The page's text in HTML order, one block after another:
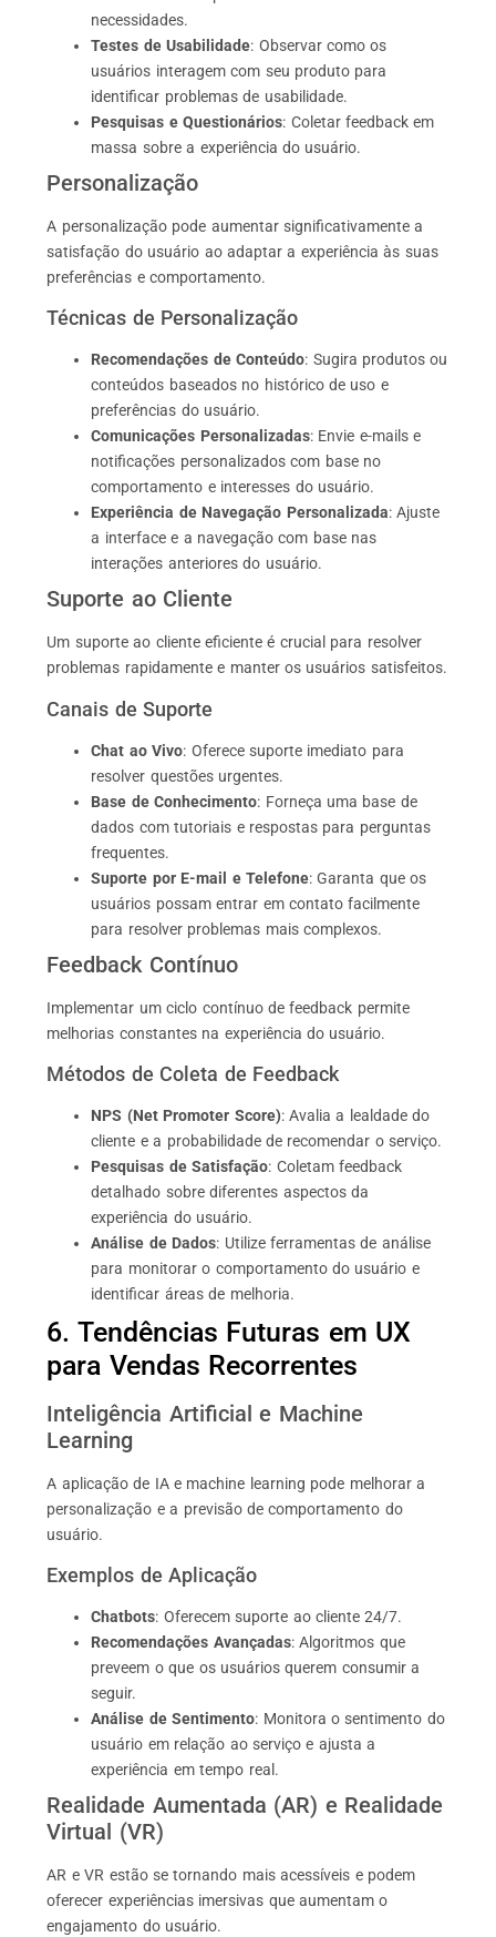
necessidades.
Testes de Usabilidade: Observar como os
usuários interagem com seu produto para
identificar problemas de usabilidade.
Pesquisas e Questionários: Coletar feedback em
massa sobre a experiência do usuário.
Personalização
A personalização pode aumentar significativamente a
satisfação do usuário ao adaptar a experiência às suas
preferências e comportamento.
Técnicas de Personalização
Recomendações de Conteúdo: Sugira produtos ou
conteúdos baseados no histórico de uso e
preferências do usuário.
Comunicações Personalizadas: Envie e-mails e
notificações personalizados com base no
comportamento e interesses do usuário.
Experiência de Navegação Personalizada: Ajuste
a interface e a navegação com base nas
interações anteriores do usuário.
Suporte ao Cliente
Um suporte ao cliente eficiente é crucial para resolver
problemas rapidamente e manter os usuários satisfeitos.
Canais de Suporte
Chat ao Vivo: Oferece suporte imediato para
resolver questões urgentes.
Base de Conhecimento: Forneça uma base de
dados com tutoriais e respostas para perguntas
frequentes.
Suporte por E-mail e Telefone: Garanta que os
usuários possam entrar em contato facilmente
para resolver problemas mais complexos.
Feedback Contínuo
Implementar um ciclo contínuo de feedback permite
melhorias constantes na experiência do usuário.
Métodos de Coleta de Feedback
NPS (Net Promoter Score): Avalia a lealdade do
cliente e a probabilidade de recomendar o serviço.
Pesquisas de Satisfação: Coletam feedback
detalhado sobre diferentes aspectos da
experiência do usuário.
Análise de Dados: Utilize ferramentas de análise
para monitorar o comportamento do usuário e
identificar áreas de melhoria.
6. Tendências Futuras em UX
para Vendas Recorrentes
Inteligência Artificial e Machine
Learning
A aplicação de IA e machine learning pode melhorar a
personalização e a previsão de comportamento do
usuário.
Exemplos de Aplicação
Chatbots: Oferecem suporte ao cliente 24/7.
Recomendações Avançadas: Algoritmos que
preveem o que os usuários querem consumir a
seguir.
Análise de Sentimento: Monitora o sentimento do
usuário em relação ao serviço e ajusta a
experiência em tempo real.
Realidade Aumentada (AR) e Realidade
Virtual (VR)
AR e VR estão se tornando mais acessíveis e podem
oferecer experiências imersivas que aumentam o
engajamento do usuário.